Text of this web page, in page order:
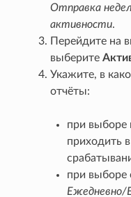
Отправка
активности.
Перейдите на
выберите
Укажите, в
отчёты:
при выборе
приходить
при выборе
Ежедневно/